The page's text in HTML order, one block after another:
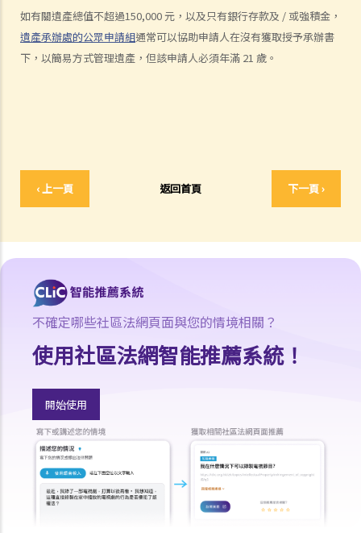
如有關遺產總值不超過150,000 元，以及只有銀行存款及 / 或強積金，
遺產承辦處的公眾申請組通常可以協助申請人在沒有獲取授予承辦書
下，以簡易方式管理遺產，但該申請人必須年滿 21 歲。
‹ 上一頁 返回首頁 下一頁 ›
傷者本人
何謂「人身傷害」？
我受傷後，何時可提出申索？
4. 損害賠償陳述書
6. 證明書（收費安排）
8. 委託專家擬備報告的守則
9. 核對表評檢及案件管理問卷
10. 案件管理會議
11. 審訊前的覆核
就人身傷害提出申索，會取得多少賠償？
涉及非致命意外的申索
若我因人身傷害提出申索，可否申請法律援助？
法律援助
法律援助輔助計劃
不確定哪些社區法網頁面與您的情境相關？
使用社區法網智能推薦系統！
開始使用